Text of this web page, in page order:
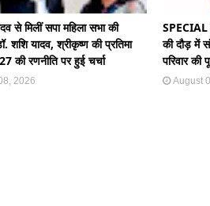
से मिलीं सपा महिला सभा की
शशि यादव, श्रीकृष्ण की प्रतिमा
की रणनीति पर हुई चर्चा
2026
SPECIAL
की दौड़ में
परिवार की
August